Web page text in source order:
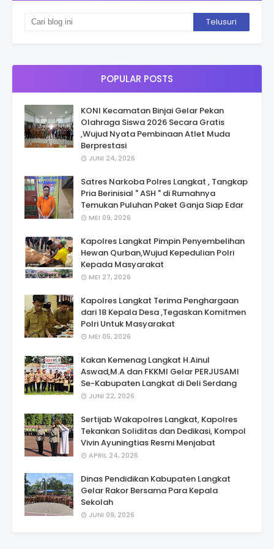
POPULAR POSTS
KONI Kecamatan Binjai Gelar Pekan
Olahraga Siswa 2026 Secara Gratis
,Wujud Nyata Pembinaan Atlet Muda
Berprestasi
JUNI 24, 2026
Satres Narkoba Polres Langkat , Tangkap
Pria Berinisial " ASH " di Rumahnya
Temukan Puluhan Paket Ganja Siap Edar
MEI 09, 2026
Kapolres Langkat Pimpin Penyembelihan
Hewan Qurban,Wujud Kepedulian Polri
Kepada Masyarakat
MEI 27, 2026
Kapolres Langkat Terima Penghargaan
dari 18 Kepala Desa ,Tegaskan Komitmen
Polri Untuk Masyarakat
MEI 05, 2026
Kakan Kemenag Langkat H.Ainul
Aswad,M.A dan FKKMI Gelar PERJUSAMI
Se-Kabupaten Langkat di Deli Serdang
JUNI 22, 2026
Sertijab Wakapolres Langkat, Kapolres
Tekankan Soliditas dan Dedikasi, Kompol
Vivin Ayuningtias Resmi Menjabat
APRIL 24, 2026
Dinas Pendidikan Kabupaten Langkat
Gelar Rakor Bersama Para Kepala
Sekolah
JUNI 09, 2026